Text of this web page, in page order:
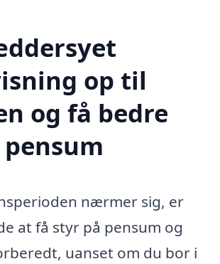
op til
og få bedre
nærmer sig, er
at få styr på pensum og
uanset om du bor i